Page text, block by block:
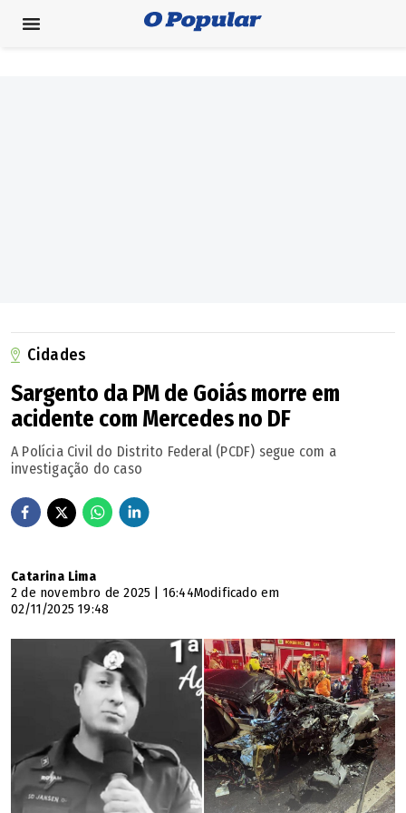
Cidades
Sargento da PM de Goiás morre em
acidente com Mercedes no DF
​A Polícia Civil do Distrito Federal (PCDF) segue com a
investigação do caso
Catarina Lima
2 de novembro de 2025 | 16:44Modificado em
02/11/2025 19:48